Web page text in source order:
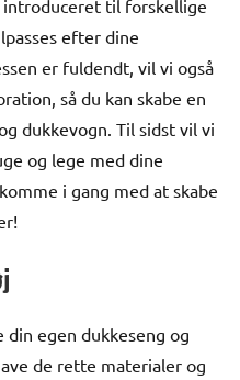
introduceret til forskellige
efter dine
er fuldendt, vil vi også
så du kan skabe en
dukkevogn. Til sidst vil vi
og lege med dine
i gang med at skabe
din egen dukkeseng og
de rette materialer og